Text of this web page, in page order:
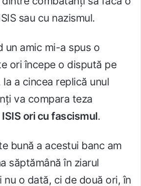
sau cu nazismul.
un amic mi-a spus o
ori începe o dispută pe
a cincea replică unul
va compara teza
ISIS ori cu fascismul.
bună a acestui banc am
săptămână în ziarul
nu o dată, ci de două ori, în